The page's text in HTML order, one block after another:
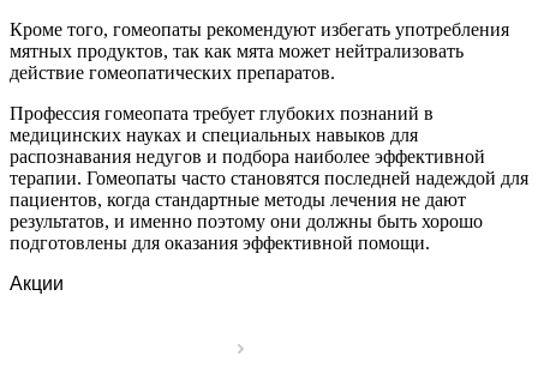
Кроме того, гомеопаты рекомендуют избегать употребления
мятных продуктов, так как мята может нейтрализовать
действие гомеопатических препаратов.
Профессия гомеопата требует глубоких познаний в
медицинских науках и специальных навыков для
распознавания недугов и подбора наиболее эффективной
терапии. Гомеопаты часто становятся последней надеждой для
пациентов, когда стандартные методы лечения не дают
результатов, и именно поэтому они должны быть хорошо
подготовлены для оказания эффективной помощи.
Акции